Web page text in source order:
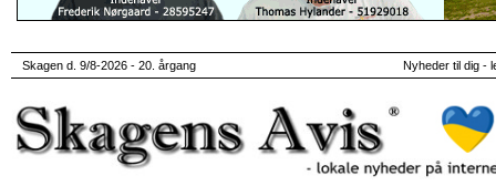
Skagen d. 9/8-2026 - 20. årgang Nyheder til dig -